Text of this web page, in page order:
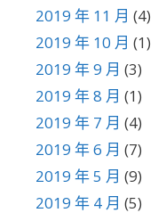
2019 年 11 月 (4)
2019 年 10 月 (1)
2019 年 9 月 (3)
2019 年 8 月 (1)
2019 年 7 月 (4)
2019 年 6 月 (7)
2019 年 5 月 (9)
2019 年 4 月 (5)